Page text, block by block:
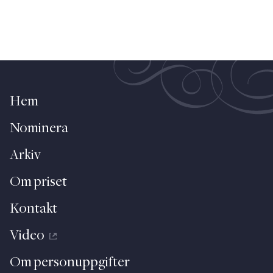
Hem
Nominera
Arkiv
Om priset
Kontakt
Video
Om personuppgifter